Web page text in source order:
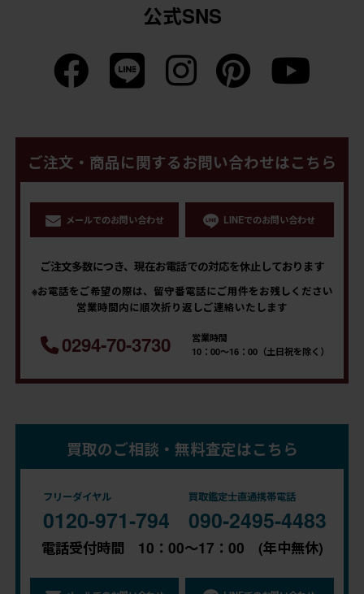
公式SNS
ご注文・商品に関するお問い合わせはこちら
メールでのお問い合わせ LINEでのお問い合わせ
ご注文多数につき、現在お電話での対応を休止しております
※お電話をご希望の際は、留守番電話にご用件をお残しください
営業時間内に順次折り返しご連絡いたします
0294-70-3730
営業時間
10：00～16：00（土日祝を除く）
買取のご相談・無料査定はこちら
フリーダイヤル
0120-971-794
買取鑑定士直通携帯電話
090-2495-4483
電話受付時間 10：00～17：00 (年中無休)